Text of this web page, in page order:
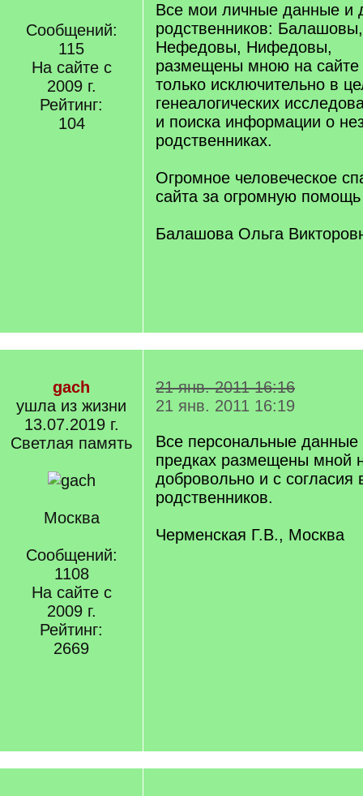
Сообщений:
115
На сайте с
2009 г.
Рейтинг:
104
Все мои личные данные и
родственников:
Нефедовы, Нифедовы,
размещены мною на
только исключительно в
генеалогических
и поиска информации о
родственниках.
Огромное человеческое
сайта за огромную
Балашова Ольга
gach
ушла из жизни
13.07.2019 г.
Светлая память
Москва
Сообщений:
1108
На сайте с
2009 г.
Рейтинг:
2669
21 янв. 2011 16:16
21 янв. 2011 16:19
Все персональные
предках размещены мной
добровольно и с согласия
родственников.
Черменская Г.В., Москва